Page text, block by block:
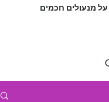
על מנעולים חכמים